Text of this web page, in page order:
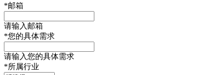
*邮箱
请输入邮箱
*您的具体需求
请输入您的具体需求
*所属行业